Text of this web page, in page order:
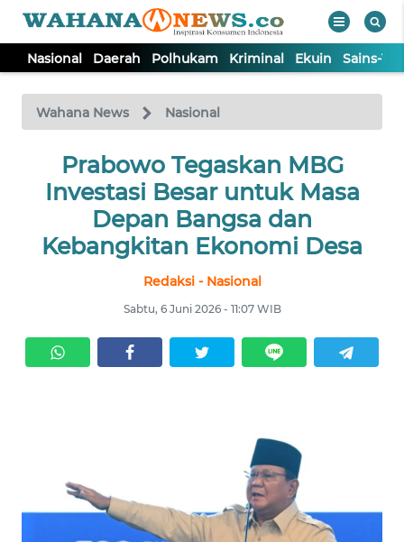
Nasional Daerah Polhukam Kriminal Ekuin Sains-
Wahana News Nasional
Prabowo Tegaskan MBG
Investasi Besar untuk Masa
Depan Bangsa dan
Kebangkitan Ekonomi Desa
Redaksi - Nasional
Sabtu, 6 Juni 2026 - 11:07 WIB
TV
Tutup
NASIONAL
EKUIN
INTERNASIONAL